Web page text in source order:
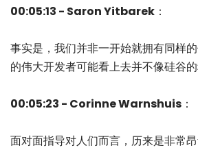
00:05:13 - Saron Yitbarek ：
事实是，我们并非一开始就拥有同样
的伟大开发者可能看上去并不像硅谷的
00:05:23 - Corinne Warnshuis ：
面对面指导对人们而言，历来是非常